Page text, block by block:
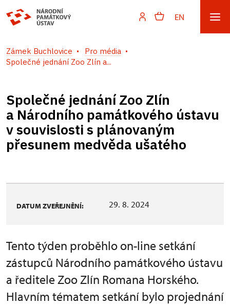
EN
Zámek Buchlovice
Pro média
Společné jednání Zoo Zlín a...
Společné jednání Zoo Zlín
a Národního památkového ústavu
v souvislosti s plánovaným
přesunem medvěda ušatého
DATUM ZVEŘEJNĚNÍ: 29. 8. 2024
Tento týden proběhlo on-line setkání
zástupců Národního památkového ústavu
a ředitele Zoo Zlín Romana Horského.
Hlavním tématem setkání bylo projednání